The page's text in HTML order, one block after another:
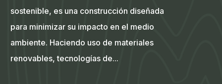
sostenible, es una construcción diseñada
para minimizar su impacto en el medio
ambiente. Haciendo uso de materiales
renovables, tecnologías de...